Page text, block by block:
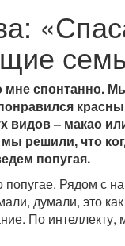
мне спонтанно.
видов – макао
решили, что
попугая.
попугае. Рядом с
думали, это
По